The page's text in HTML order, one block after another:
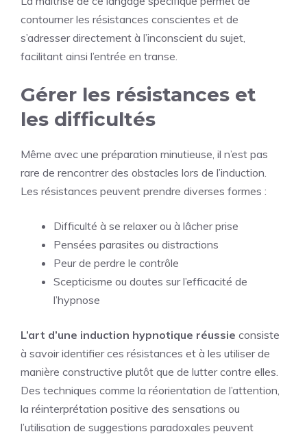
contourner les résistances conscientes et de
s’adresser directement à l’inconscient du sujet,
facilitant ainsi l’entrée en transe.
Gérer les résistances et
les difficultés
Même avec une préparation minutieuse, il n’est pas
rare de rencontrer des obstacles lors de l’induction.
Les résistances peuvent prendre diverses formes :
Difficulté à se relaxer ou à lâcher prise
Pensées parasites ou distractions
Peur de perdre le contrôle
Scepticisme ou doutes sur l’efficacité de
l’hypnose
L’art d’une induction hypnotique réussie consiste
à savoir identifier ces résistances et à les utiliser de
manière constructive plutôt que de lutter contre elles.
Des techniques comme la réorientation de l’attention,
la réinterprétation positive des sensations ou
l’utilisation de suggestions paradoxales peuvent